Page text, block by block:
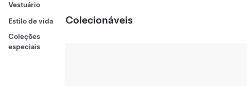
Vestuário
Estilo de vida
Coleções
especiais
Colecionáveis